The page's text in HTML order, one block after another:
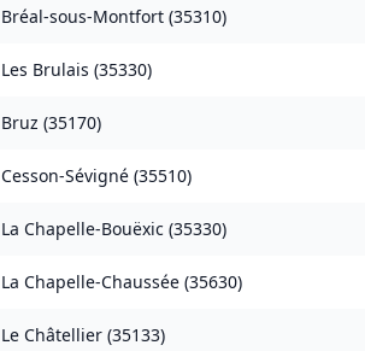
Bréal-sous-Montfort (35310)
Les Brulais (35330)
Bruz (35170)
Cesson-Sévigné (35510)
La Chapelle-Bouëxic (35330)
La Chapelle-Chaussée (35630)
Le Châtellier (35133)